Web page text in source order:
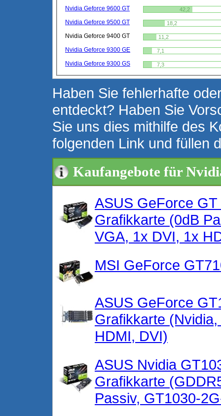
Nvidia Geforce 9600 GT 42,2
Nvidia Geforce 9500 GT 18,2
Nvidia Geforce 9400 GT 11,2
Nvidia Geforce 9300 GE 7,1
Nvidia Geforce 9300 GS 7,3
Haben Sie fehlerhafte
entdeckt? Haben Sie
Sie uns dies mithilfe des
folgenden Link und füllen
Kaufangebote für
ASUS GeForce
Grafikkarte (0dB
VGA, 1x DVI, 1x
MSI GeForce
ASUS GeForce
Grafikkarte
HDMI, DVI)
ASUS Nvidia
Grafikkarte
Passiv, GT1030-